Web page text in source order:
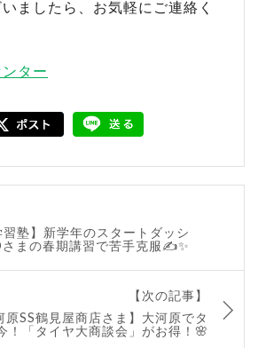
ましたら、お気軽にご連絡く
ター
塾】新学年のスタートダッシ
さまの春期講習で苦手克服✍️✨
【次の記事】
原SS鶴見屋商店さま】大河原でタ
！「タイヤ大商談会」がお得！🌸